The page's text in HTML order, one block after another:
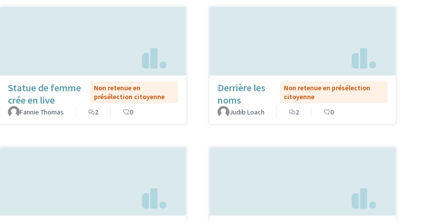
Statue de femme
crée en live
Non retenue en
présélection citoyenne
Fannie Thomas
2 0
Derrière les
noms
Non retenue en présélection
citoyenne
Judib Loach
2 0